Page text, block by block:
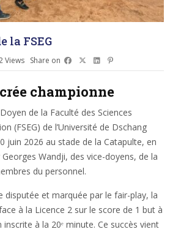
la FSEG
Views Share on
championne
de la Faculté des Sciences
(FSEG) de l’Université de Dschang
juin 2026 au stade de la Catapulte, en
Wandji, des vice-doyens, de la
du personnel.
disputée et marquée par le fair-play, la
à la Licence 2 sur le score de 1 but à
à la 20ᵉ minute. Ce succès vient